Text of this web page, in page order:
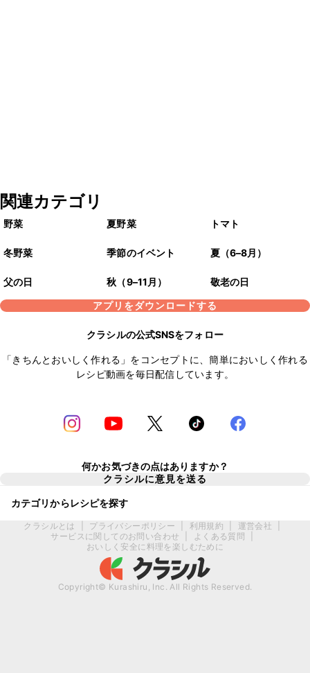
関連カテゴリ
野菜 夏野菜 トマト
冬野菜 季節のイベント 夏（6–8月）
父の日 秋（9–11月）
敬老の日
アプリをダウンロードする
クラシルの公式SNSをフォロー
「きちんとおいしく作れる」をコンセプトに、簡単においしく作れる
レシピ動画を毎日配信しています。
何かお気づきの点はありますか？
クラシルに意見を送る
カテゴリからレシピを探す
クラシルとは プライバシーポリシー 利用規約 運営会社
サービスに関してのお問い合わせ
よくある質問
おいしく安全に料理を楽しむために
Copyright© Kurashiru, Inc. All Rights Reserved.